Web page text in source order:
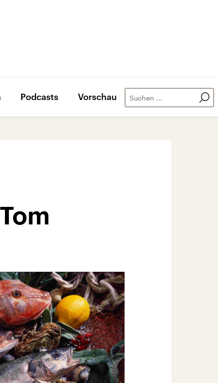
Podcasts Vorschau